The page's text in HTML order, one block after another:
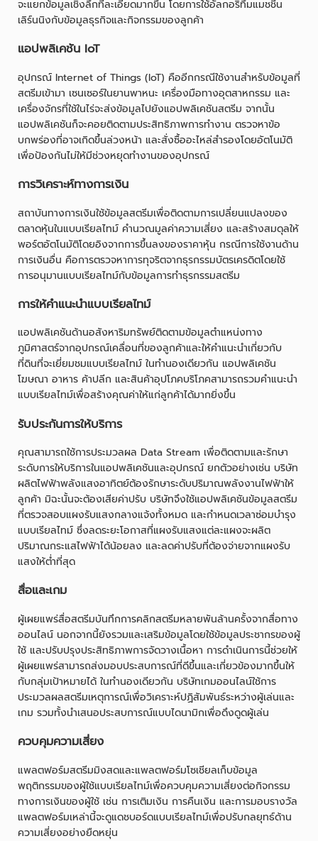
จะแยกข้อมูลเชิงลึกที่ละเอียดมากขึ้น โดยการใช้อัลกอริทึมแมชชีน
เลิร์นนิงกับข้อมูลธุรกิจและกิจกรรมของลูกค้า
แอปพลิเคชัน IoT
อุปกรณ์ Internet of Things (IoT) คืออีกกรณีใช้งานสำหรับข้อมูลที่
สตรีมเข้ามา เซนเซอร์ในยานพาหนะ เครื่องมือทางอุตสาหกรรม และ
เครื่องจักรที่ใช้ในไร่จะส่งข้อมูลไปยังแอปพลิเคชันสตรีม จากนั้น
แอปพลิเคชันก็จะคอยติดตามประสิทธิภาพการทำงาน ตรวจหาข้อ
บกพร่องที่อาจเกิดขึ้นล่วงหน้า และสั่งซื้ออะไหล่สำรองโดยอัตโนมัติ
เพื่อป้องกันไม่ให้มีช่วงหยุดทำงานของอุปกรณ์
การวิเคราะห์ทางการเงิน
สถาบันทางการเงินใช้ข้อมูลสตรีมเพื่อติดตามการเปลี่ยนแปลงของ
ตลาดหุ้นในแบบเรียลไทม์ คำนวณมูลค่าความเสี่ยง และสร้างสมดุลให้
พอร์ตอัตโนมัติโดยอิงจากการขึ้นลงของราคาหุ้น กรณีการใช้งานด้าน
การเงินอื่น คือการตรวจหาการทุจริตจากธุรกรรมบัตรเครดิตโดยใช้
การอนุมานแบบเรียลไทม์กับข้อมูลการทำธุรกรรมสตรีม
การให้คำแนะนำแบบเรียลไทม์
แอปพลิเคชันด้านอสังหาริมทรัพย์ติดตามข้อมูลตำแหน่งทาง
ภูมิศาสตร์จากอุปกรณ์เคลื่อนที่ของลูกค้าและให้คำแนะนำเกี่ยวกับ
ที่ดินที่จะเยี่ยมชมแบบเรียลไทม์ ในทำนองเดียวกัน แอปพลิเคชัน
โฆษณา อาหาร ค้าปลีก และสินค้าอุปโภคบริโภคสามารถรวมคำแนะนำ
แบบเรียลไทม์เพื่อสร้างคุณค่าให้แก่ลูกค้าได้มากยิ่งขึ้น
รับประกันการให้บริการ
คุณสามารถใช้การประมวลผล Data Stream เพื่อติดตามและรักษา
ระดับการให้บริการในแอปพลิเคชันและอุปกรณ์ ยกตัวอย่างเช่น บริษัท
ผลิตไฟฟ้าพลังแสงอาทิตย์ต้องรักษาระดับปริมาณพลังงานไฟฟ้าให้
ลูกค้า มิฉะนั้นจะต้องเสียค่าปรับ บริษัทจึงใช้แอปพลิเคชันข้อมูลสตรีม
ที่ตรวจสอบแผงรับแสงกลางแจ้งทั้งหมด และกำหนดเวลาซ่อมบำรุง
แบบเรียลไทม์ ซึ่งลดระยะโอกาสที่แผงรับแสงแต่ละแผงจะผลิต
ปริมาณกระแสไฟฟ้าได้น้อยลง และลดค่าปรับที่ต้องจ่ายจากแผงรับ
แสงให้ต่ำที่สุด
สื่อและเกม
ผู้เผยแพร่สื่อสตรีมบันทึกการคลิกสตรีมหลายพันล้านครั้งจากสื่อทาง
ออนไลน์ นอกจากนี้ยังรวมและเสริมข้อมูลโดยใช้ข้อมูลประชากรของผู้
ใช้ และปรับปรุงประสิทธิภาพการจัดวางเนื้อหา การดำเนินการนี้ช่วยให้
ผู้เผยแพร่สามารถส่งมอบประสบการณ์ที่ดีขึ้นและเกี่ยวข้องมากขึ้นให้
กับกลุ่มเป้าหมายได้ ในทำนองเดียวกัน บริษัทเกมออนไลน์ใช้การ
ประมวลผลสตรีมเหตุการณ์เพื่อวิเคราะห์ปฏิสัมพันธ์ระหว่างผู้เล่นและ
เกม รวมทั้งนำเสนอประสบการณ์แบบไดนามิกเพื่อดึงดูดผู้เล่น
ควบคุมความเสี่ยง
แพลตฟอร์มสตรีมมิงสดและแพลตฟอร์มโซเชียลเก็บข้อมูล
พฤติกรรมของผู้ใช้แบบเรียลไทม์เพื่อควบคุมความเสี่ยงต่อกิจกรรม
ทางการเงินของผู้ใช้ เช่น การเติมเงิน การคืนเงิน และการมอบรางวัล
แพลตฟอร์มเหล่านี้จะดูแดชบอร์ดแบบเรียลไทม์เพื่อปรับกลยุทธ์ด้าน
ความเสี่ยงอย่างยืดหยุ่น